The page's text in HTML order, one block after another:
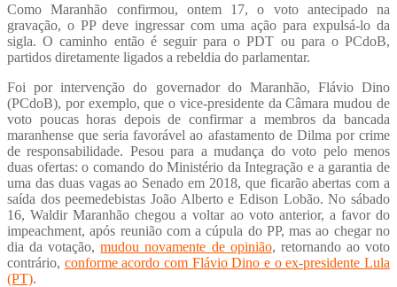
Como Maranhão confirmou, ontem 17, o voto antecipado na
gravação, o PP deve ingressar com uma ação para expulsá-lo da
sigla. O caminho então é seguir para o PDT ou para o PCdoB,
partidos diretamente ligados a rebeldia do parlamentar.
Foi por intervenção do governador do Maranhão, Flávio Dino
(PCdoB), por exemplo, que o vice-presidente da Câmara mudou de
voto poucas horas depois de confirmar a membros da bancada
maranhense que seria favorável ao afastamento de Dilma por crime
de responsabilidade. Pesou para a mudança do voto pelo menos
duas ofertas: o comando do Ministério da Integração e a garantia de
uma das duas vagas ao Senado em 2018, que ficarão abertas com a
saída dos peemedebistas João Alberto e Edison Lobão. No sábado
16, Waldir Maranhão chegou a voltar ao voto anterior, a favor do
impeachment, após reunião com a cúpula do PP, mas ao chegar no
dia da votação,mudou novamente de opinião, retornando ao voto
contrário, conforme acordo com Flávio Dino e o ex-presidente Lula
(PT).